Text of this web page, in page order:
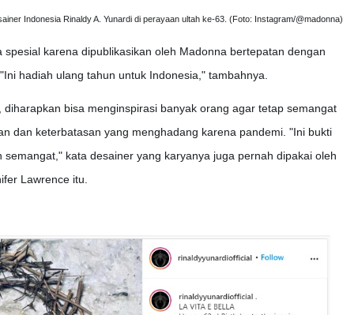
Indonesia Rinaldy A. Yunardi di perayaan ultah ke-63. (Foto: Instagram/@madonna)
spesial karena dipublikasikan oleh Madonna bertepatan dengan
hadiah ulang tahun untuk Indonesia," tambahnya.
diharapkan bisa menginspirasi banyak orang agar tetap semangat
dan keterbatasan yang menghadang karena pandemi. "Ini bukti
kata desainer yang karyanya juga pernah dipakai oleh
Lawrence itu.